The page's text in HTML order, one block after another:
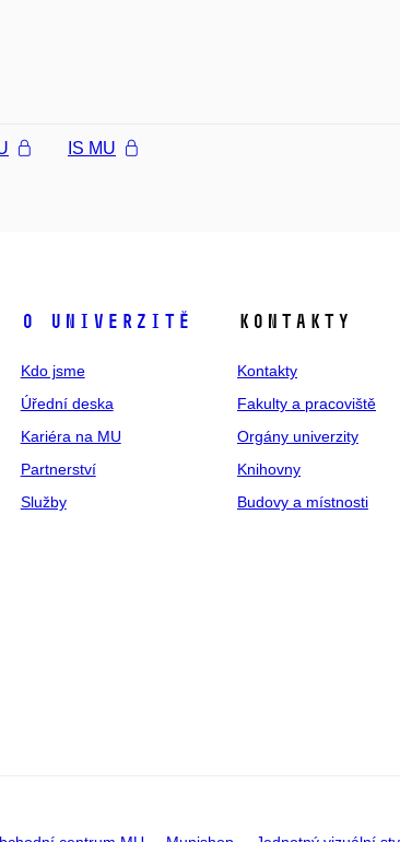
IS MU
O univerzitě
Kdo jsme
Úřední deska
Kariéra na MU
Partnerství
Služby
Kontakty
Kontakty
Fakulty a pracoviště
Orgány univerzity
Knihovny
Budovy a místnosti